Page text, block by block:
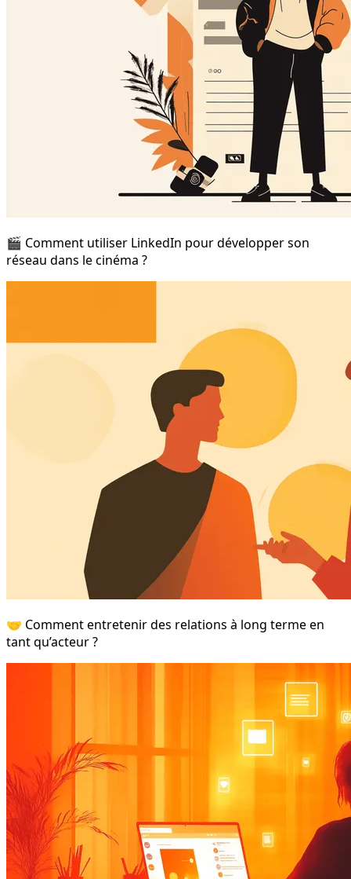
🎬 Comment utiliser LinkedIn pour développer son
réseau dans le cinéma ?
🤝 Comment entretenir des relations à long terme en
tant qu’acteur ?